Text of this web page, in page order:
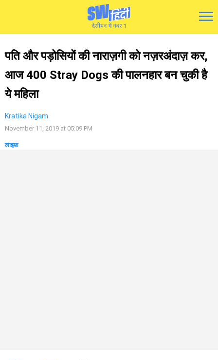
पति और पड़ोसियों की नाराज़गी को नज़रअंदाज़ कर,
आज 400 Stray Dogs की पालनहार बन चुकी है
ये महिला
Kratika Nigam
November 11, 2019 at 05:09 PM
लाइफ़